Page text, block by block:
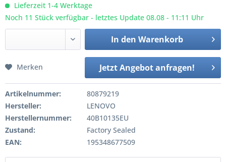
Lieferzeit 1-4 Werktage
Noch 11 Stück verfügbar - letztes Update 08.08 - 11:11 Uhr
In den Warenkorb
Jetzt Angebot anfragen!
Merken
Artikelnummer:
80879219
Hersteller:
LENOVO
Herstellernummer:
40B10135EU
Zustand:
Factory Sealed
EAN:
195348677509